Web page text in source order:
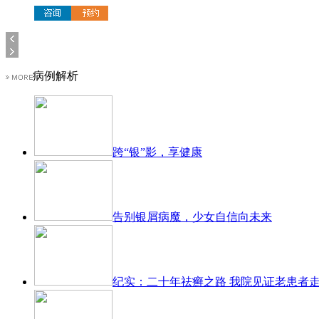
病例解析
跨“银”影，享健康
告别银屑病魔，少女自信向未来
纪实：二十年祛癣之路 我院见证老患者